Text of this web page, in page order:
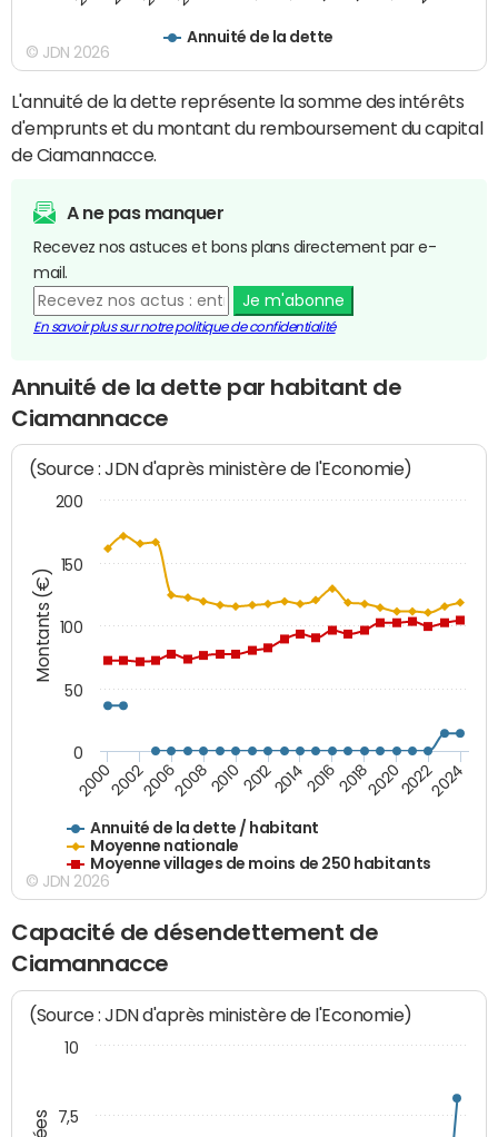
Annuité de la dette
© JDN 2026
L'annuité de la dette représente la somme des intérêts
d'emprunts et du montant du remboursement du capital
de Ciamannacce.
A ne pas manquer
Recevez nos astuces et bons plans directement par e-
mail.
Je m'abonne
En savoir plus sur notre politique de confidentialité
Annuité de la dette par habitant de
Ciamannacce
Montants (€)
(Source : JDN d'après ministère de l'Economie)
Annuité de la dette / habitant
Moyenne nationale
Moyenne villages de moins de 250 habitants
200020022006200820102012201420162018202020222024
0
50
100
150
200
© JDN 2026
Capacité de désendettement de
Ciamannacce
(Source : JDN d'après ministère de l'Economie)
7,5
10